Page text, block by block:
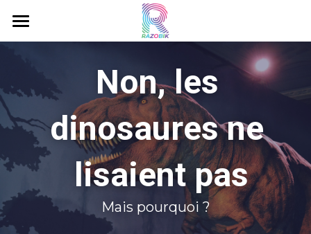
Accueil
C'est quoi le Razobik ?
Livres Razobik
Razobik Music
Eau Minérale
Gorillox
Non, les
dinosaures ne
lisaient pas
Mais pourquoi ?